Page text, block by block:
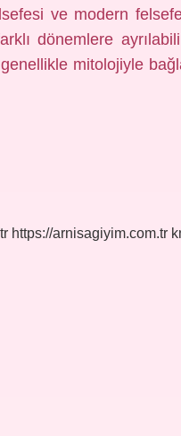
ve modern
dönemlere
mitolojiyle
https://arnisagiyim.com.tr